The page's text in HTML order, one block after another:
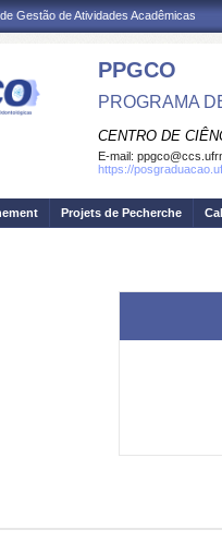
Gestão de Atividades Acadêmicas
PPGCO
PROGRAMA
CENTRO DE
E-mail:
https://
Projets de Pecherche